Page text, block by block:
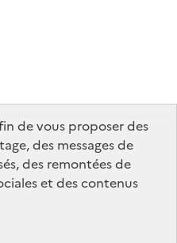
de vous proposer des
des messages de
des remontées de
et des contenus